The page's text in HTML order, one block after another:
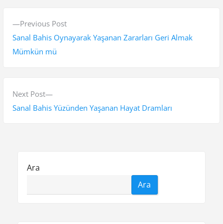
Previous PostP
r
u
Sanal Bahis Oynayarak Yaşanan Zararları Geri Almak
Mümkün mü
Next Post
N
e
Sanal Bahis Yüzünden Yaşanan Hayat Dramları
Ara
Ara